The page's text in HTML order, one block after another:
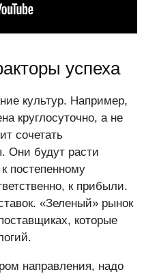
успеха
культур. Например,
круглосуточно, а не
сочетать
Они будут расти
постепенному
к прибыли.
«Зеленый» рынок
которые
направления, надо